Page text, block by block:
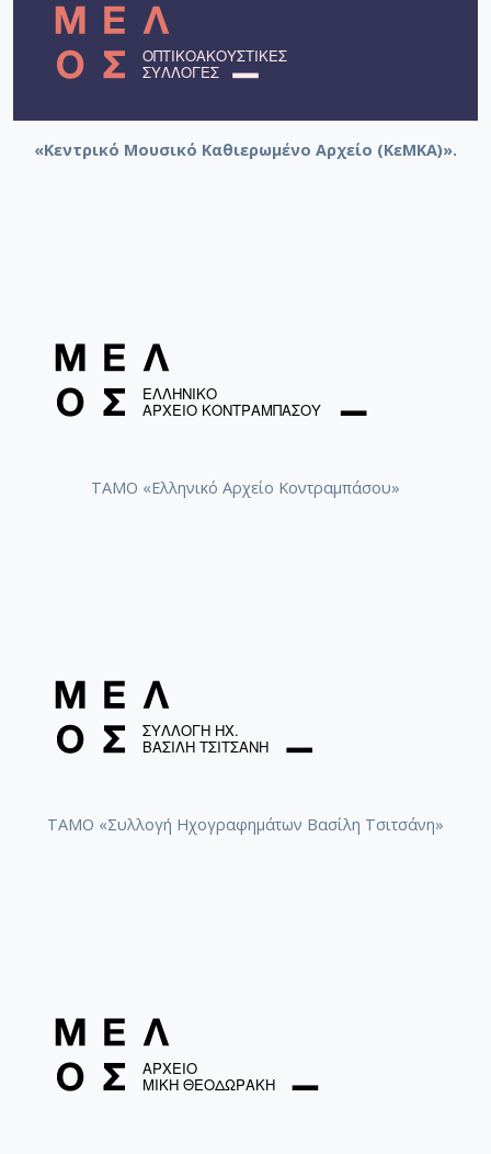
«Κεντρικό Μουσικό Καθιερωμένο Αρχείο (ΚεΜΚΑ)».
ΤΑΜΟ «Ελληνικό Αρχείο Κοντραμπάσου»
ΤΑΜΟ «Συλλογή Ηχογραφημάτων Βασίλη Τσιτσάνη»